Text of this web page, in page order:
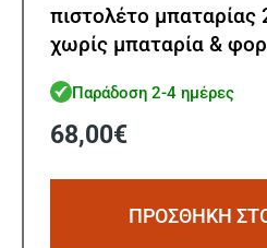
πιστολέτο
χωρίς μπαταρία &
Παράδοση 2-4 ημέρες
68,00€
ΠΡΟΣΘΗΚΗ